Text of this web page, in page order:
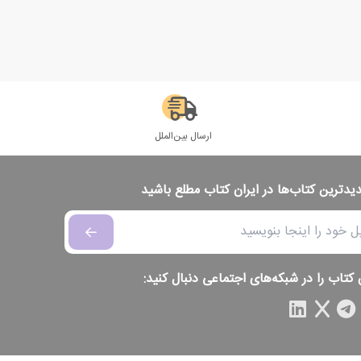
ارسال بین‌الملل
کتاب‌ها در ایران کتاب مطلع باشید
کتاب را در شبکه‌های اجتماعی دنبال کنید: